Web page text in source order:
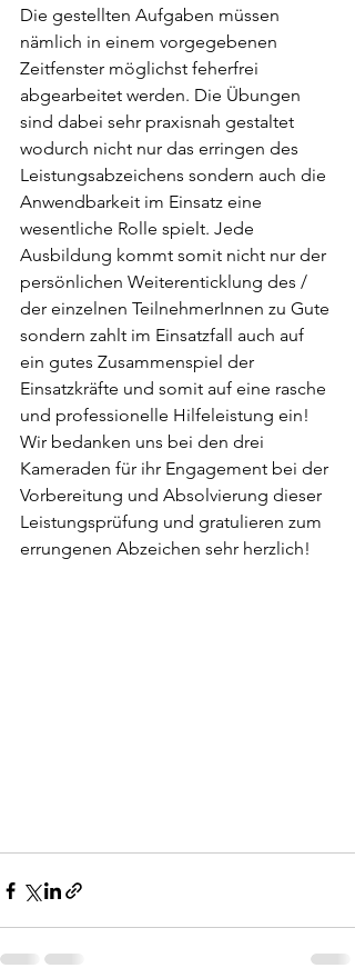
Die gestellten Aufgaben müssen
nämlich in einem vorgegebenen
Zeitfenster möglichst feherfrei
abgearbeitet werden. Die Übungen
sind dabei sehr praxisnah gestaltet
wodurch nicht nur das erringen des
Leistungsabzeichens sondern auch die
Anwendbarkeit im Einsatz eine
wesentliche Rolle spielt. Jede
Ausbildung kommt somit nicht nur der
persönlichen Weiterenticklung des /
der einzelnen TeilnehmerInnen zu Gute
sondern zahlt im Einsatzfall auch auf
ein gutes Zusammenspiel der
Einsatzkräfte und somit auf eine rasche
und professionelle Hilfeleistung ein!
Wir bedanken uns bei den drei
Kameraden für ihr Engagement bei der
Vorbereitung und Absolvierung dieser
Leistungsprüfung und gratulieren zum
errungenen Abzeichen sehr herzlich!